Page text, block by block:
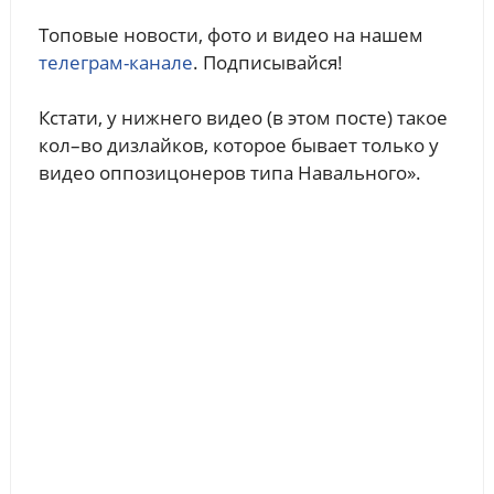
Топовые новости, фото и видео на нашем
телеграм-канале. Подписывайся!
Кстати, у нижнего видео (в этом посте) такое
кол–во дизлайков, которое бывает только у
видео оппозицонеров типа Навального».